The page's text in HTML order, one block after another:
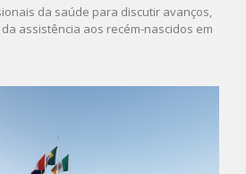
da saúde para discutir avanços,
assistência aos recém-nascidos em